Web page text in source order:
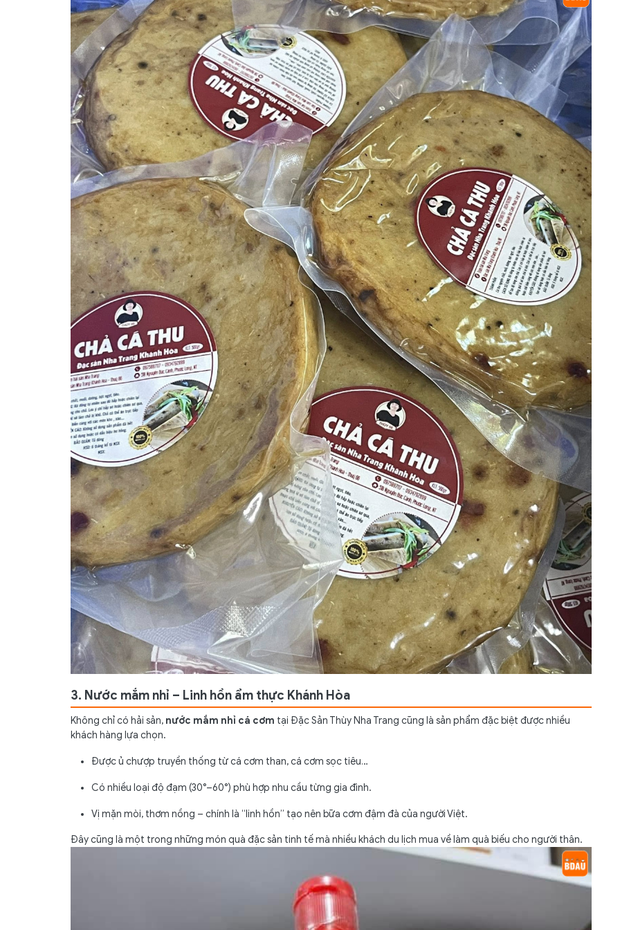
3. Nước mắm nhỉ – Linh hồn ẩm thực Khánh Hòa
Không chỉ có hải sản, nước mắm nhỉ cá cơm tại Đặc Sản Thùy Nha Trang cũng là sản phẩm đặc biệt được nhiều
khách hàng lựa chọn.
Được ủ chượp truyền thống từ cá cơm than, cá cơm sọc tiêu…
Có nhiều loại độ đạm (30°–60°) phù hợp nhu cầu từng gia đình.
Vị mặn mòi, thơm nồng – chính là “linh hồn” tạo nên bữa cơm đậm đà của người Việt.
Đây cũng là một trong những món quà đặc sản tinh tế mà nhiều khách du lịch mua về làm quà biếu cho người thân.